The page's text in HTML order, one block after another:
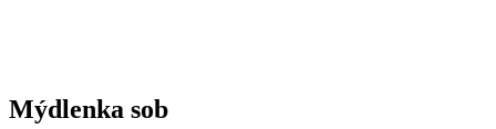
Mýdlenka sob